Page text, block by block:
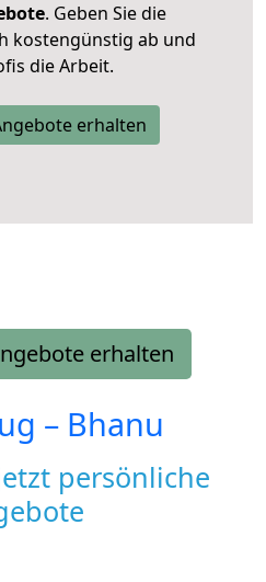
. Geben Sie die
kostengünstig ab und
die Arbeit.
erhalten
erhalten
– Bhanu
persönliche